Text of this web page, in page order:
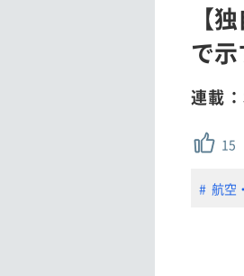
【
で
連載
15
航空